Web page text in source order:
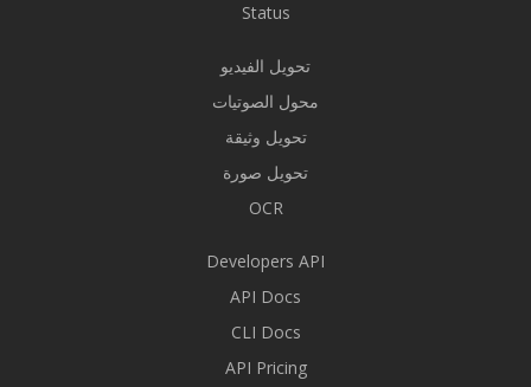
Status
تحويل الفيديو
محول الصوتيات
تحويل وثيقة
تحويل صورة
OCR
Developers API
API Docs
CLI Docs
API Pricing